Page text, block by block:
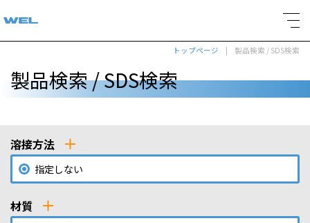
トップページ 製品検索 / SDS検索
製品検索 / SDS検索
溶接方法
指定しない
材質